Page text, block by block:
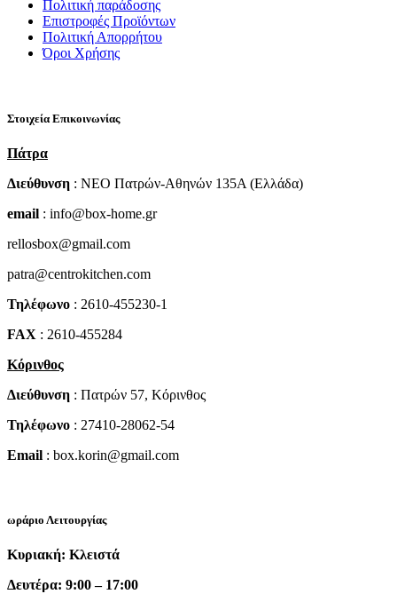
Πολιτική παράδοσης
Επιστροφές Προϊόντων
Πολιτική Απορρήτου
Όροι Χρήσης
Στοιχεία Επικοινωνίας
Πάτρα
Διεύθυνση : NEO Πατρών-Αθηνών 135Α (Ελλάδα)
email : info@box-home.gr
rellosbox@gmail.com
patra@centrokitchen.com
Τηλέφωνο : 2610-455230-1
FAX : 2610-455284
Κόρινθος
Διεύθυνση : Πατρών 57, Κόρινθος
Τηλέφωνο : 27410-28062-54
Email : box.korin@gmail.com
ωράριο Λειτουργίας
Κυριακή: Κλειστά
Δευτέρα: 9:00 – 17:00